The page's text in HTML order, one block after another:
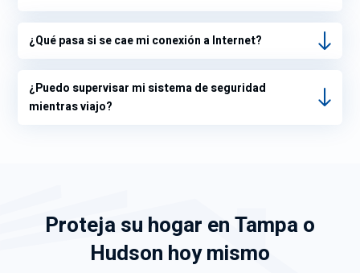
¿Qué pasa si se cae mi conexión a Internet?
¿Puedo supervisar mi sistema de seguridad
mientras viajo?
Proteja su hogar en Tampa o
Hudson hoy mismo